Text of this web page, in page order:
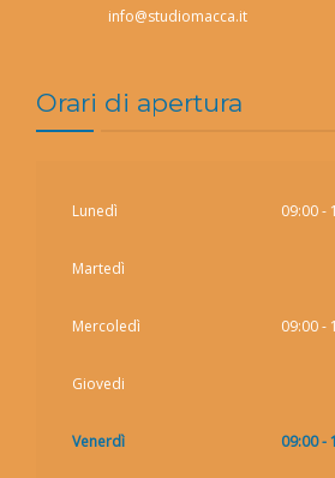
info@studiomacca.it
Orari di apertura
Lunedì 09:00 -
Martedì
Mercoledì 09:00 -
Giovedi
Venerdì 09:00 -